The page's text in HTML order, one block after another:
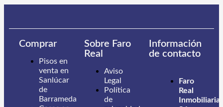
Comprar
Pisos en
venta en
Sanlúcar
de
Barrameda
Sobre Faro
Real
Aviso
Legal
Política
de
Información
de contacto
Faro
Real
Inmobiliaria,